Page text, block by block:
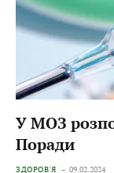
У МОЗ
Поради
ЗДОРОВ'Я 09.02.2024